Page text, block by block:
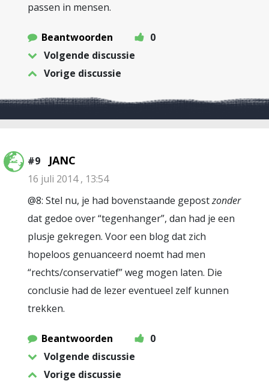
passen in mensen.
Beantwoorden
0
Volgende discussie
Vorige discussie
#9 JANC
16 juli 2014 , 13:54
@8: Stel nu, je had bovenstaande gepostzonder
dat gedoe over “tegenhanger”, dan had je een
plusje gekregen. Voor een blog dat zich
hopeloos genuanceerd noemt had men
“rechts/conservatief” weg mogen laten. Die
conclusie had de lezer eventueel zelf kunnen
trekken.
Beantwoorden
0
Volgende discussie
Vorige discussie